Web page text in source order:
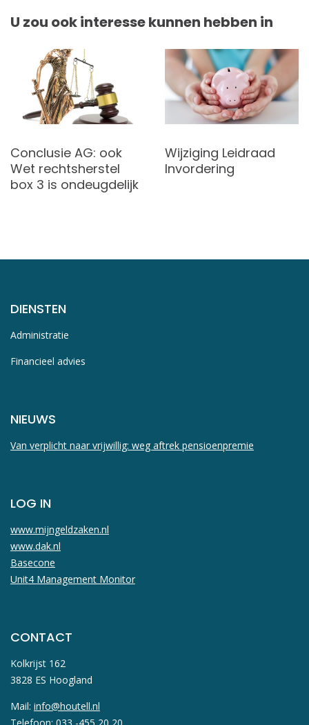
U zou ook interesse kunnen hebben in
Conclusie AG: ook
Wet rechtsherstel
box 3 is ondeugdelijk
Wijziging Leidraad
Invordering
DIENSTEN
Administratie
Financieel advies
NIEUWS
Van verplicht naar vrijwillig: weg aftrek pensioenpremie
LOG IN
www.mijngeldzaken.nl
www.dak.nl
Basecone
Unit4 Management Monitor
CONTACT
Kolkrijst 162
3828 ES Hoogland
Mail: info@houtell.nl